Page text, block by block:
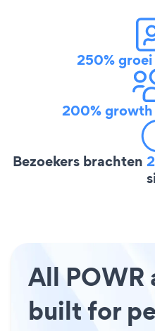
250% groei
200% growth
Bezoekers brachten
All POWR
built for